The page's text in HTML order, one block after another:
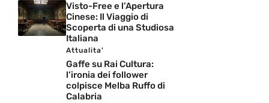
Visto-Free e l’Apertura
Cinese: Il Viaggio di
Scoperta di una Studiosa
Italiana
Attualita'
Gaffe su Rai Cultura:
l’ironia dei follower
colpisce Melba Ruffo di
Calabria